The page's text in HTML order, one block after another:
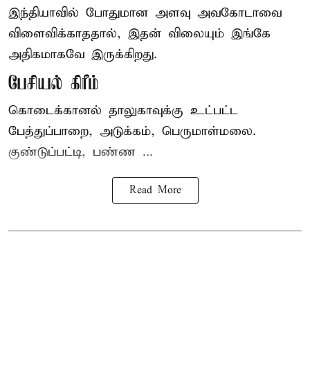
இந்தியாவில் போதுமான அளவு அவகோடாவை
விளைவிக்காததால், இதன் விலையும் இங்கே
அதிகமாகவே இருக்கிறது.
பேசியல் கிரீம்
கொடைக்கானல் தாலுகாவுக்கு உட்பட்ட
பேத்துப்பாறை, அடுக்கம், பெருமாள்மலை.
குண்டுப்பட்டி, பண்ண ...
Read More